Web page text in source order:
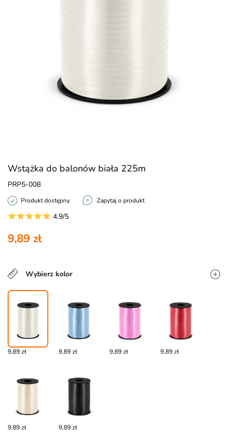
Wstążka do balonów biała 225m
PRP5-008
Produkt dostępny Zapytaj o produkt
4.9/5
9,89 zł
Wybierz kolor
9,89 zł 9,89 zł 9,89 zł 9,89 zł
9,89 zł 9,89 zł